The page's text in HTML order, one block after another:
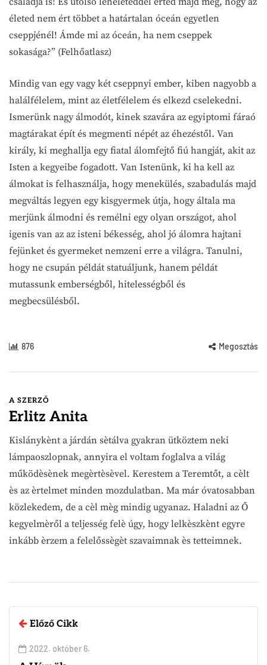
életed nem ért többet a határtalan óceán egyetlen
cseppjénél! Ámde mi az óceán, ha nem cseppek
sokasága?” (Felhőatlasz)
Mindig van egy vagy két cseppnyi ember, kiben nagyobb a
halálfélelem, mint az életfélelem és elkezd cselekedni.
Ismerünk nagy álmodót, kinek szavára az egyiptomi fáraó
magtárakat épít és megmenti népét az éhezéstől. Van
király, ki meghallja egy fiatal álomfejtő fiú hangját, akit az
Isten a kegyeibe fogadott. Van Istenünk, ki ha kell az
álmokat is felhasználja, hogy menekülés, szabadulás majd
megváltás legyen egy kisgyermek útja, hogy általa ma
merjünk álmodni és remélni egy olyan országot, ahol
igenis van az az isteni békesség, ahol jó álomra hajtani
fejünket és gyermeket nemzeni erre a világra. Tanulni,
hogy ne csupán példát statuáljunk, hanem példát
mutassunk emberségből, hitelességből és
megbecsülésből.
876 Megosztás
A SZERZŐ
Erlitz Anita
Kislánykènt a járdán sètálva gyakran ütköztem neki
lámpaoszlopnak, annyira el voltam foglalva a világ
működèsènek megèrtèsèvel. Kerestem a Teremtőt, a cèlt
ès az èrtelmet minden mozdulatban. Ma már óvatosabban
közlekedem, de a cèl mèg mindig ugyanaz. Haladni az Ő
kegyelmèről a teljesség felè úgy, hogy lelkèszkènt egyre
inkább èrzem a felelőssègèt szavaimnak ès tetteimnek.
Előző Cikk
2022. október 6.